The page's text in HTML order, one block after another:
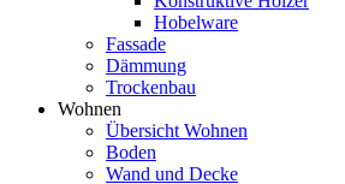
Hobelware
Fassade
Dämmung
Trockenbau
Wohnen
Übersicht Wohnen
Boden
Wand und Decke